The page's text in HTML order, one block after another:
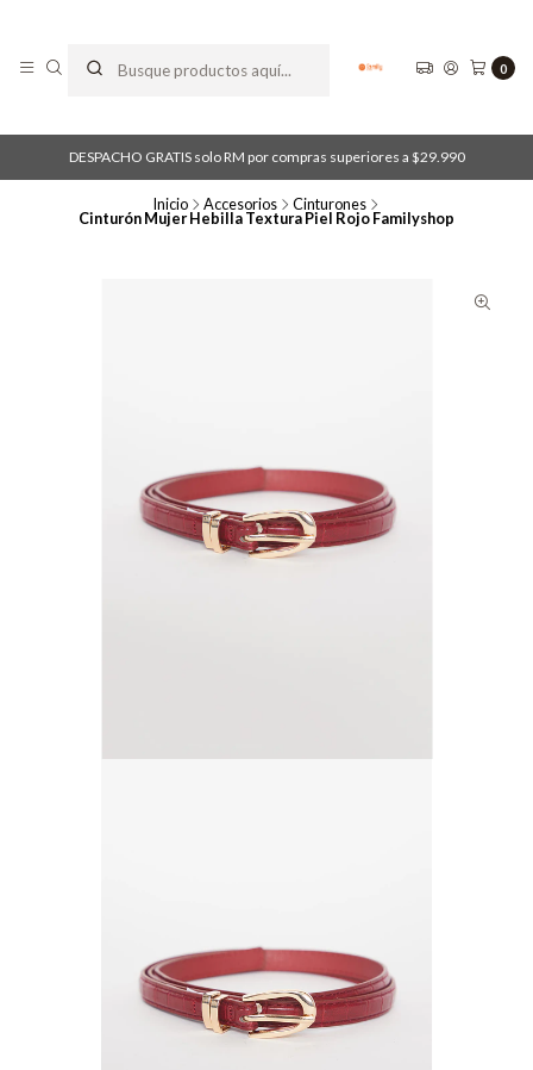
0
DESPACHO GRATIS solo RM por compras superiores a $29.990
Inicio Accesorios Cinturones
Cinturón Mujer Hebilla Textura Piel Rojo Familyshop